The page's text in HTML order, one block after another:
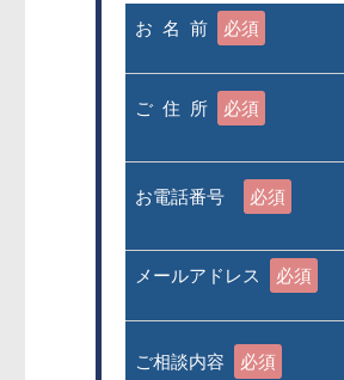
お 名 前 必須
ご 住 所 必須
お電話番号 必須
メールアドレス 必須
ご相談内容 必須